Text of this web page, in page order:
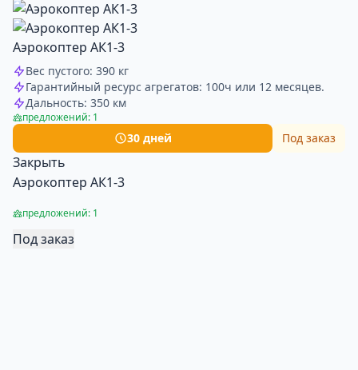
Аэрокоптер АК1-3
Вес пустого: 390 кг
Гарантийный ресурс агрегатов: 100ч или 12 месяцев.
Дальность: 350 км
предложений: 1
30 дней Под заказ
Закрыть
Аэрокоптер АК1-3
предложений: 1
Под заказ